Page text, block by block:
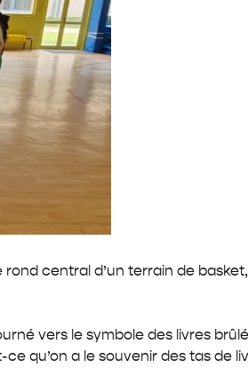
central d’un terrain de
vers le symbole des livres
qu’on a le souvenir des tas de